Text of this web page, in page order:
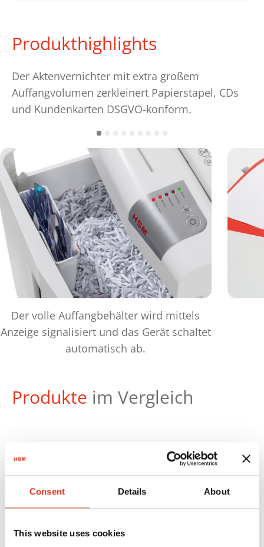
Consent Details About
This website uses cookies
Produkthighlights
Der Aktenvernichter mit extra großem
Auffangvolumen zerkleinert Papierstapel, CDs
und Kundenkarten DSGVO-konform.
Der volle Auffangbehälter wird mittels
Anzeige signalisiert und das Gerät schaltet
automatisch ab.
Produkte im Vergleich
Artikel-
Nr.:
shredstar